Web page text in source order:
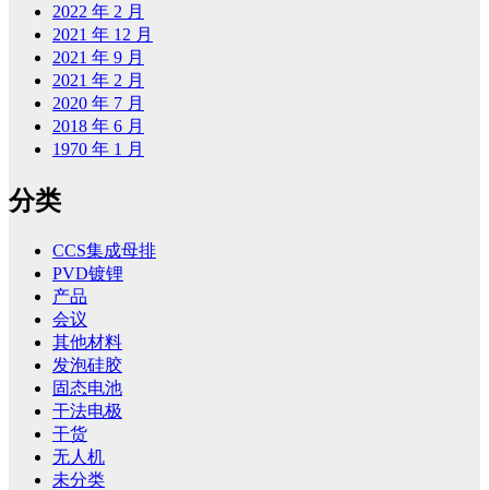
2022 年 2 月
2021 年 12 月
2021 年 9 月
2021 年 2 月
2020 年 7 月
2018 年 6 月
1970 年 1 月
分类
CCS集成母排
PVD镀锂
产品
会议
其他材料
发泡硅胶
固态电池
干法电极
干货
无人机
未分类